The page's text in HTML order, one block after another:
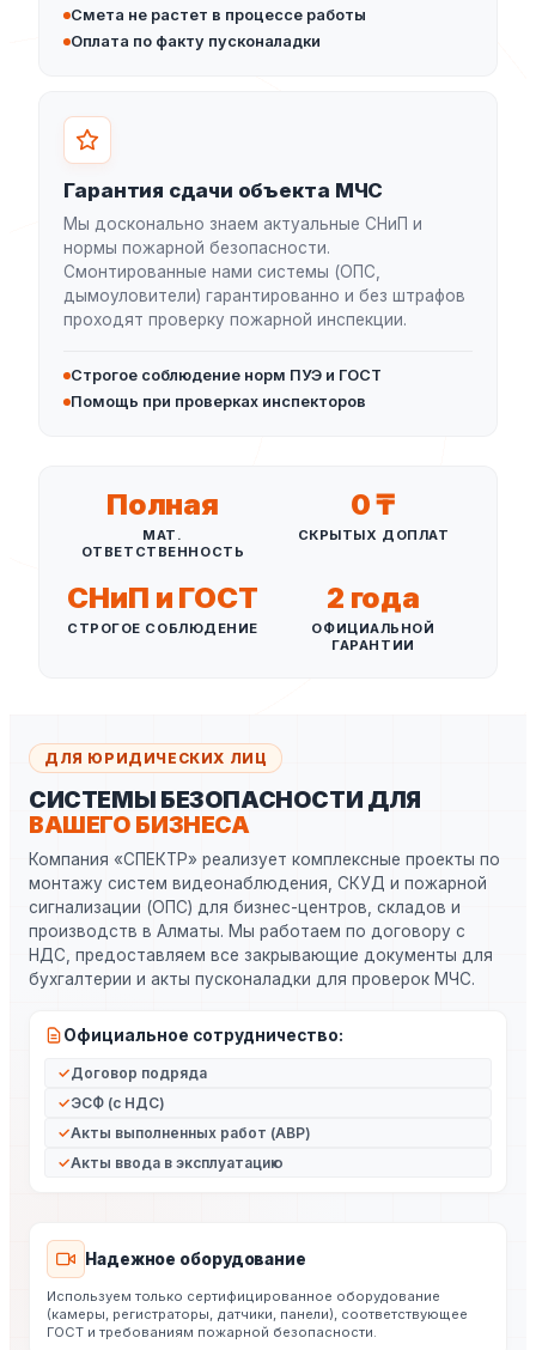
Смета не растет в процессе работы
Оплата по факту пусконаладки
Гарантия сдачи объекта МЧС
Мы досконально знаем актуальные СНиП и
нормы пожарной безопасности.
Смонтированные нами системы (ОПС,
дымоуловители) гарантированно и без штрафов
проходят проверку пожарной инспекции.
Строгое соблюдение норм ПУЭ и ГОСТ
Помощь при проверках инспекторов
Полная
МАТ.
ОТВЕТСТВЕННОСТЬ
0 ₸
СКРЫТЫХ ДОПЛАТ
СНиП и ГОСТ
СТРОГОЕ СОБЛЮДЕНИЕ
2 года
ОФИЦИАЛЬНОЙ
ГАРАНТИИ
ДЛЯ ЮРИДИЧЕСКИХ ЛИЦ
СИСТЕМЫ БЕЗОПАСНОСТИ ДЛЯ
ВАШЕГО БИЗНЕСА
Компания «СПЕКТР» реализует комплексные проекты по
монтажу систем видеонаблюдения, СКУД и пожарной
сигнализации (ОПС) для бизнес-центров, складов и
производств в Алматы. Мы работаем по договору с
НДС, предоставляем все закрывающие документы для
бухгалтерии и акты пусконаладки для проверок МЧС.
Официальное сотрудничество:
Договор подряда
ЭСФ (с НДС)
Акты выполненных работ (АВР)
Акты ввода в эксплуатацию
Надежное оборудование
Используем только сертифицированное оборудование
(камеры, регистраторы, датчики, панели), соответствующее
ГОСТ и требованиям пожарной безопасности.